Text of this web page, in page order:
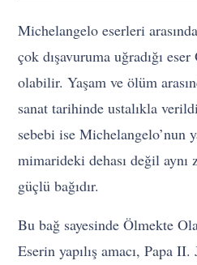
Michelangelo eserleri
çok dışavuruma uğradığı
olabilir. Yaşam ve ölüm
sanat tarihinde ustalıkla
sebebi ise Michelangelo’nun
mimarideki dehası değil aynı
güçlü bağıdır.
Bu bağ sayesinde Ölmekte
Eserin yapılış amacı, Papa